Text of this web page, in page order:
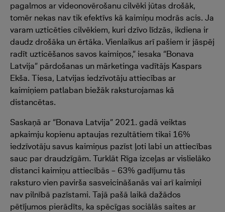
pagalmos ar videonovērošanu cilvēki jūtas drošāk,
tomēr nekas nav tik efektīvs kā kaimiņu modrās acis. Ja
varam uzticēties cilvēkiem, kuri dzīvo līdzās, ikdiena ir
daudz drošāka un ērtāka. Vienlaikus arī pašiem ir jāspēj
radīt uzticēšanos savos kaimiņos,” iesaka “Bonava
Latvija” pārdošanas un mārketinga vadītājs Kaspars
Ekša. Tiesa, Latvijas iedzīvotāju attiecības ar
kaimiņiem patlaban biežāk raksturojamas kā
distancētas.
Saskaņā ar “Bonava Latvija” 2021. gadā veiktas
apkaimju kopienu aptaujas rezultātiem tikai 16%
iedzīvotāju savus kaimiņus pazīst ļoti labi un attiecības
sauc par draudzīgām. Turklāt Rīga izceļas ar vislielāko
distanci kaimiņu attiecībās – 63% gadījumu tās
raksturo vien pavirša sasveicināšanās vai arī kaimiņi
nav pilnībā pazīstami. Tajā pašā laikā dažādos
pētījumos pierādīts, ka spēcīgas sociālās saites ar